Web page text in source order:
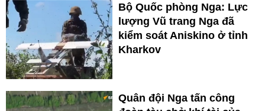
Bộ Quốc phòng Nga: Lực
lượng Vũ trang Nga đã
kiểm soát Aniskino ở tỉnh
Kharkov
Quân đội Nga tấn công